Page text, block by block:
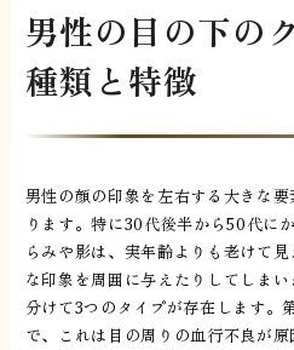
男性の目の下の
種類と特徴
男性の顔の印象を左右する大きな
ります。特に30代後半から50代に
らみや影は、実年齢よりも老けて
な印象を周囲に与えたりしてしま
分けて3つのタイプが存在します。
で、これは目の周りの血行不良が